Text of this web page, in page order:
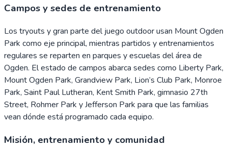
Campos y sedes de entrenamiento
Los tryouts y gran parte del juego outdoor usan Mount Ogden
Park como eje principal, mientras partidos y entrenamientos
regulares se reparten en parques y escuelas del área de
Ogden. El estado de campos abarca sedes como Liberty Park,
Mount Ogden Park, Grandview Park, Lion’s Club Park, Monroe
Park, Saint Paul Lutheran, Kent Smith Park, gimnasio 27th
Street, Rohmer Park y Jefferson Park para que las familias
vean dónde está programado cada equipo.
Misión, entrenamiento y comunidad